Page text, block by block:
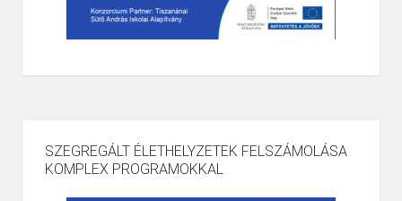
SZEGREGÁLT ÉLETHELYZETEK FELSZÁMOLÁSA
KOMPLEX PROGRAMOKKAL